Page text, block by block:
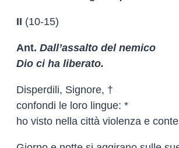
II (10-15)
Ant. Dall’assalto del nemico
Dio ci ha liberato.
Disperdili, Signore, †
confondi le loro lingue: *
ho visto nella città violenza e